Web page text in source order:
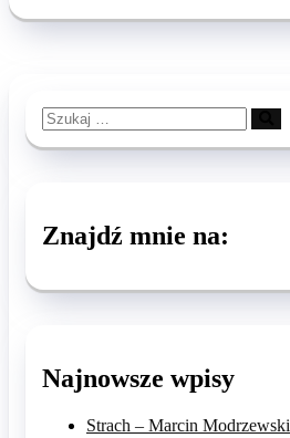
Szukaj
…
Znajdź mnie na:
Najnowsze wpisy
Strach – Marcin Modrzewski